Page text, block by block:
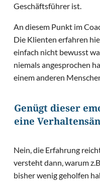
Geschäftsführer ist.
An diesem Punkt im
Die Klienten erfahren
einfach nicht bewusst
niemals angesprochen
einem anderen
Genügt dieser
eine
Nein, die Erfahrung
versteht dann, warum
bisher wenig geholfen